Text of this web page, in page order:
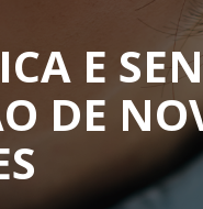
E
DE